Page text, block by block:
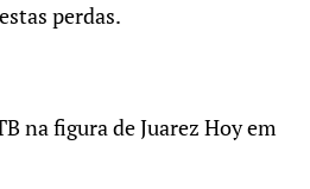
perdas.
na figura de Juarez Hoy em